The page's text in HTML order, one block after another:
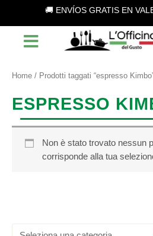
contenuto
🚚 ENVÍOS GRATIS EN
l
o
u
a
Home / Prodotti taggati “espresso
ESPRESSO
Non è stato trovato nessun
corrisponde alla tua